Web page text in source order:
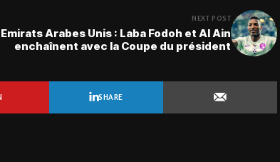
NEXT POST
Emirats Arabes Unis : Laba Fodoh et Al Ain
enchaînent avec la Coupe du président
SHARE